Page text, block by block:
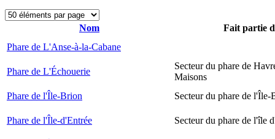
Nom
Fait partie
Phare de L'Anse-à-la-Cabane
Phare de L'Échouerie
Secteur du phare de
Maisons
Phare de l'Île-Brion
Secteur du phare de l'Île-
Phare de l'Île-d'Entrée Secteur du phare de l'île